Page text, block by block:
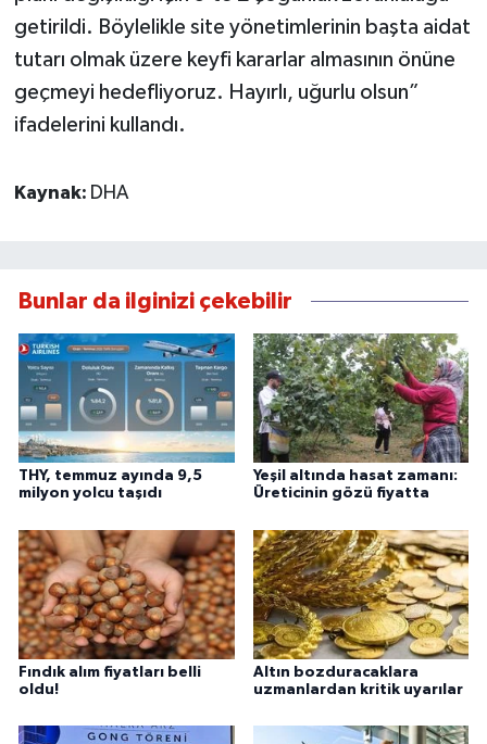
getirildi. Böylelikle site yönetimlerinin başta aidat
tutarı olmak üzere keyfi kararlar almasının önüne
geçmeyi hedefliyoruz. Hayırlı, uğurlu olsun”
ifadelerini kullandı.
Kaynak: DHA
Bunlar da ilginizi çekebilir
THY, temmuz ayında 9,5
milyon yolcu taşıdı
Yeşil altında hasat zamanı:
Üreticinin gözü fiyatta
Fındık alım fiyatları belli
oldu!
Altın bozduracaklara
uzmanlardan kritik uyarılar